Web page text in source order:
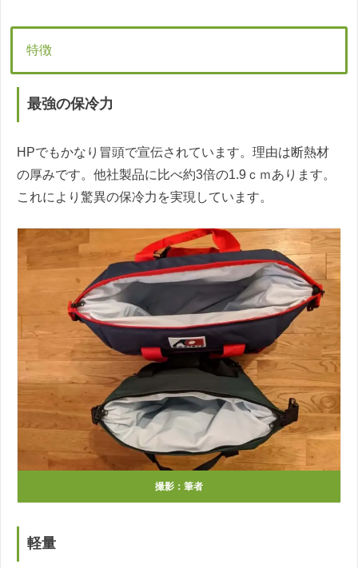
特徴
最強の保冷力
HPでもかなり冒頭で宣伝されています。理由は断熱材
の厚みです。他社製品に比べ約3倍の1.9ｃｍあります。
これにより驚異の保冷力を実現しています。
撮影：筆者
軽量